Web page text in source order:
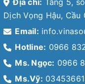
Dịch Vọng Hậu, Cầu
Email:
Hotline: 0966
Ms. Ngọc: 0966
Ms.Vỹ: